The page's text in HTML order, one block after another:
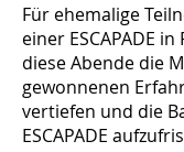
Für ehemalige
einer ESCAPADE
diese Abende die
gewonnenen
vertiefen und die
ESCAPADE